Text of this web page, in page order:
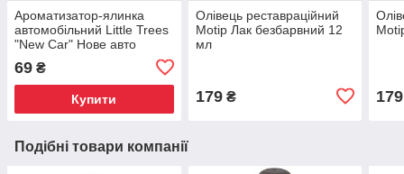
Ароматизатор-ялинка
автомобільний Little Trees
"New Car" Нове авто
69 ₴
Купити
Олівець реставраційний
Motip Лак безбарвний 12
мл
179₴ 179
Подібні товари компанії